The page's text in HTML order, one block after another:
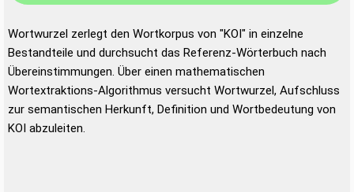
Wortwurzel zerlegt den Wortkorpus von "KOI" in einzelne
Bestandteile und durchsucht das Referenz-Wörterbuch nach
Übereinstimmungen. Über einen mathematischen
Wortextraktions-Algorithmus versucht Wortwurzel, Aufschluss
zur semantischen Herkunft, Definition und Wortbedeutung von
KOI abzuleiten.